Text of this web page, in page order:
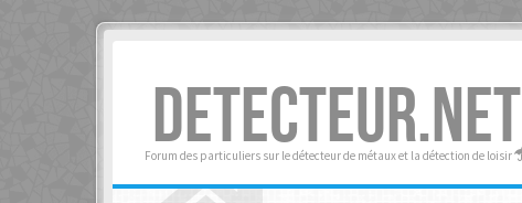
DETECTEUR.NET
Forum des particuliers sur le détecteur de métaux et la détection de loisir